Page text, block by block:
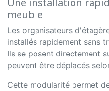
Une installation
meuble
Les organisateurs
installés rapidement sans
Ils se posent directement
peuvent être déplacés
Cette modularité permet